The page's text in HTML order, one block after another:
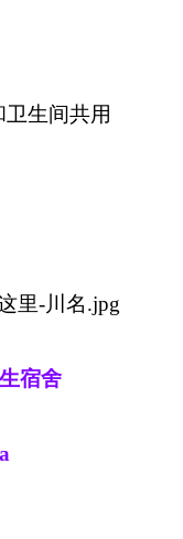
生间共用
宿舍